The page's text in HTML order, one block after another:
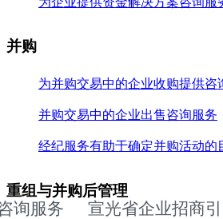
并购
为并购交易中的企业收购提供咨
并购交易中的企业出售咨询服务
经纪服务有助于确定并购活动的
重组与并购后管理
务 宣光省企业招商引资